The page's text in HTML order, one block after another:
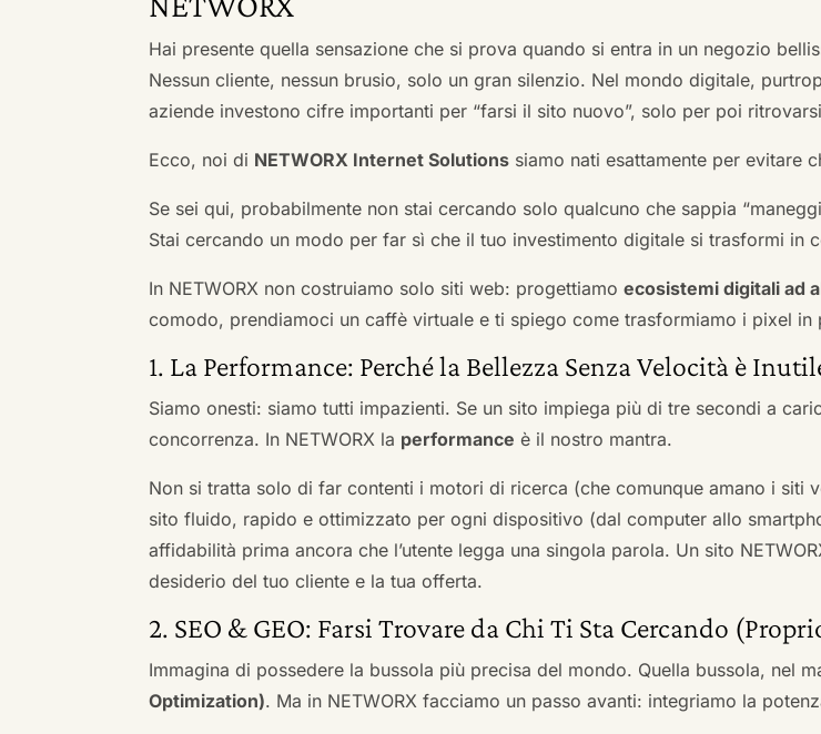
Hai presente quella sensazione che si prova quando si entra in un negozio
Nessun cliente, nessun brusio, solo un gran silenzio. Nel mondo digitale,
aziende investono cifre importanti per “farsi il sito nuovo”, solo per poi
Ecco, noi di NETWORX Internet Solutions siamo nati esattamente per evitare
Se sei qui, probabilmente non stai cercando solo qualcuno che sappia
Stai cercando un modo per far sì che il tuo investimento digitale si trasformi in
In NETWORX non costruiamo solo siti web: progettiamoecosistemi digitali ad
comodo, prendiamoci un caffè virtuale e ti spiego come trasformiamo i pixel in
1. La Performance: Perché la Bellezza Senza Velocità è
Siamo onesti: siamo tutti impazienti. Se un sito impiega più di tre secondi a
concorrenza. In NETWORX la performance è il nostro mantra.
Non si tratta solo di far contenti i motori di ricerca (che comunque amano i siti
sito fluido, rapido e ottimizzato per ogni dispositivo (dal computer allo
affidabilità prima ancora che l’utente legga una singola parola. Un sito
desiderio del tuo cliente e la tua offerta.
2. SEO & GEO: Farsi Trovare da Chi Ti Sta Cercando
Immagina di possedere la bussola più precisa del mondo. Quella bussola, nel
Optimization). Ma in NETWORX facciamo un passo avanti: integriamo la